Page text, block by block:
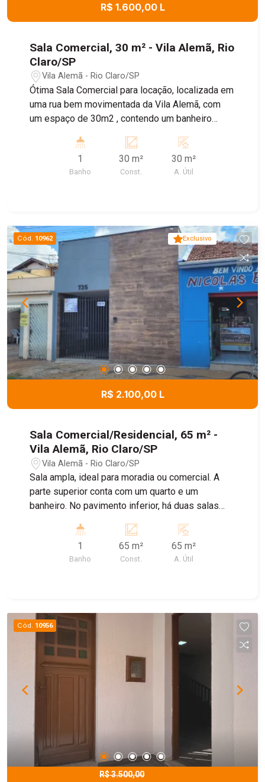
R$ 1.600,00 L
Sala Comercial, 30 m² - Vila Alemã, Rio
Claro/SP
Vila Alemã - Rio Claro/SP
Ótima Sala Comercial para locação, localizada em
uma rua bem movimentada da Vila Alemã, com
um espaço de 30m2 , contendo um banheiro
1
Banho
30 m²
Const.
30 m²
A. Útil
Exclusivo
Cód. 10962
R$ 2.100,00 L
Sala Comercial/Residencial, 65 m² -
Vila Alemã, Rio Claro/SP
Vila Alemã - Rio Claro/SP
Sala ampla, ideal para moradia ou comercial. A
parte superior conta com um quarto e um
banheiro. No pavimento inferior, há duas salas
outros ambientes conforme a necessidade. Entre
em contato e agende sua visita!
1
Banho
65 m²
Const.
65 m²
A. Útil
Cód. 10956
R$ 3.500,00